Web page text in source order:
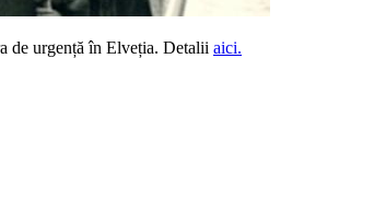
de urgență în Elveția. Detalii aici.